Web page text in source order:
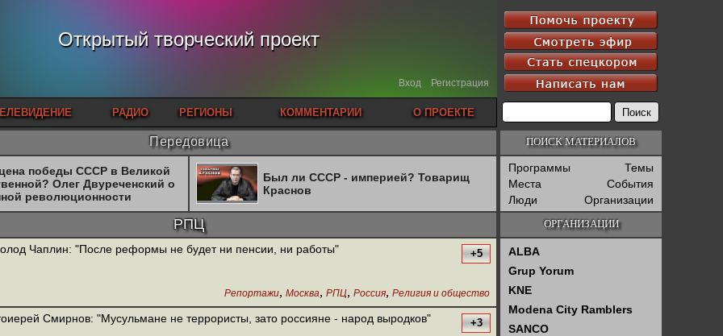
Открытый творческий проект
Вход Регистрация
РАДИО РЕГИОНЫ КОММЕНТАРИИ О ПРОЕКТЕ
Передовица
победы СССР в Великой
Олег Двуреченский о
революционности
Был ли СССР - империей? Товарищ
Краснов
РПЦ
Чаплин: "После реформы не будет ни пенсии, ни работы" +5
Репортажи, Москва, РПЦ, Россия, Религия и общество
Смирнов: "Мусульмане не террористы, зато россияне - народ выродков" +3
ПОИСК МАТЕРИАЛОВ
Программы
Темы
Места
События
Люди
Организации
ОРГАНИЗАЦИИ
ALBA
Grup Yorum
KNE
Modena City Ramblers
SANCO